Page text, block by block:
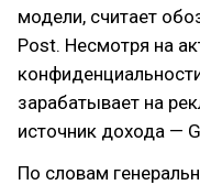
модели, считает
Post. Несмотря на
зарабатывает на
источник дохода —
По словам